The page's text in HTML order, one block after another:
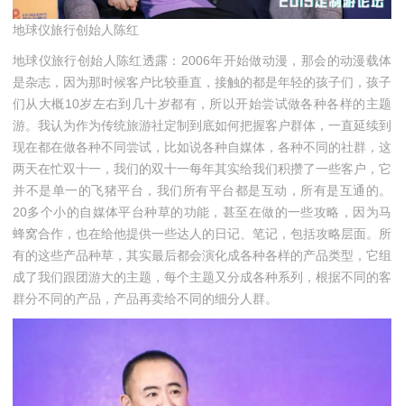
地球仪旅行创始人陈红
地球仪旅行创始人陈红透露：2006年开始做动漫，那会的动漫载体
是杂志，因为那时候客户比较垂直，接触的都是年轻的孩子们，孩子
们从大概10岁左右到几十岁都有，所以开始尝试做各种各样的主题
游。我认为作为传统旅游社定制到底如何把握客户群体，一直延续到
现在都在做各种不同尝试，比如说各种自媒体，各种不同的社群，这
两天在忙双十一，我们的双十一每年其实给我们积攒了一些客户，它
并不是单一的飞猪平台，我们所有平台都是互动，所有是互通的。
20多个小的自媒体平台种草的功能，甚至在做的一些攻略，因为马
蜂窝合作，也在给他提供一些达人的日记、笔记，包括攻略层面。所
有的这些产品种草，其实最后都会演化成各种各样的产品类型，它组
成了我们跟团游大的主题，每个主题又分成各种系列，根据不同的客
群分不同的产品，产品再卖给不同的细分人群。